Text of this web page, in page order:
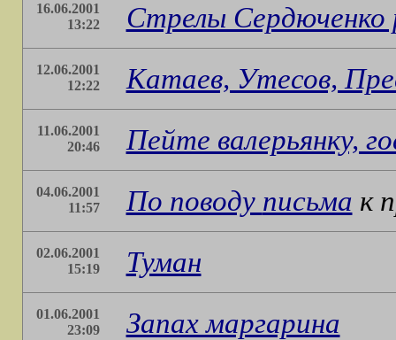
16.06.2001
13:22
Стрелы Сердюченко
12.06.2001
12:22
Катаев, Утесов,
11.06.2001
20:46
Пейте валерьянку,
04.06.2001
11:57
По поводу письма к
02.06.2001
15:19
Туман
01.06.2001
23:09
Запах маргарина